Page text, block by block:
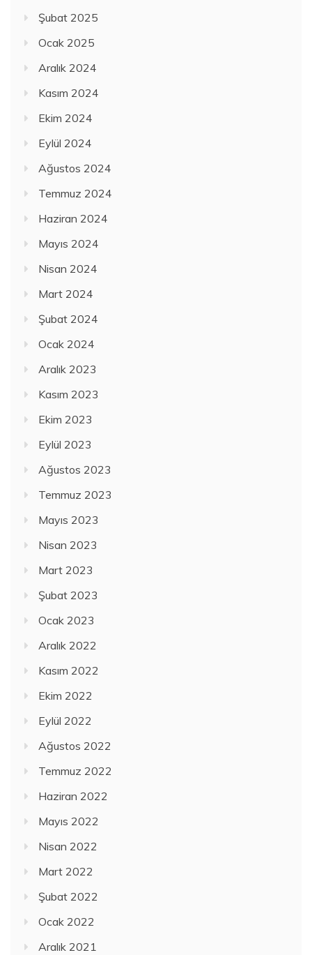
Şubat 2025
Ocak 2025
Aralık 2024
Kasım 2024
Ekim 2024
Eylül 2024
Ağustos 2024
Temmuz 2024
Haziran 2024
Mayıs 2024
Nisan 2024
Mart 2024
Şubat 2024
Ocak 2024
Aralık 2023
Kasım 2023
Ekim 2023
Eylül 2023
Ağustos 2023
Temmuz 2023
Mayıs 2023
Nisan 2023
Mart 2023
Şubat 2023
Ocak 2023
Aralık 2022
Kasım 2022
Ekim 2022
Eylül 2022
Ağustos 2022
Temmuz 2022
Haziran 2022
Mayıs 2022
Nisan 2022
Mart 2022
Şubat 2022
Ocak 2022
Aralık 2021